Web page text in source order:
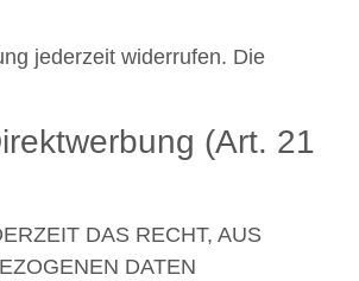
jederzeit widerrufen. Die
(Art. 21
DAS RECHT, AUS
DATEN